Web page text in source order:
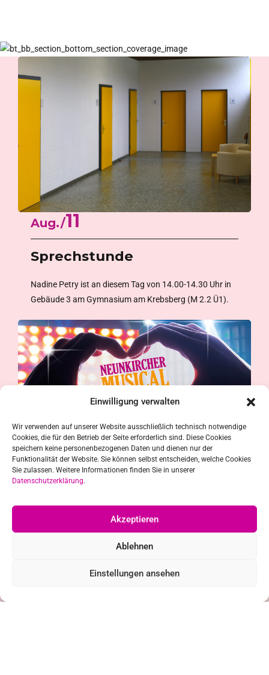
Einwilligung verwalten
Wir verwenden auf unserer Website ausschließlich technisch notwendige
Cookies, die für den Betrieb der Seite erforderlich sind. Diese Cookies
speichern keine personenbezogenen Daten und dienen nur der
Funktionalität der Website. Sie können selbst entscheiden, welche Cookies
Sie zulassen. Weitere Informationen finden Sie in unserer
Datenschutzerklärung.
Akzeptieren
Ablehnen
Einstellungen ansehen
Aug. 11
Sprechstunde
Nadine Petry ist an diesem Tag von 14.00-14.30 Uhr in
Gebäude 3 am Gymnasium am Krebsberg (M 2.2 Ü1).
Aug. 22
Workshopreihe
2026 finden wieder Workshops der Neunkircher